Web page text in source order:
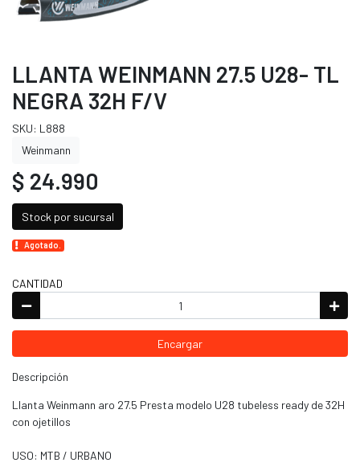
LLANTA WEINMANN 27.5 U28- TL
NEGRA 32H F/V
SKU: L888
Weinmann
$ 24.990
Stock por sucursal
Agotado.
CANTIDAD
Encargar
Descripción
Llanta Weinmann aro 27.5 Presta modelo U28 tubeless ready de 32H
con ojetillos
USO: MTB / URBANO